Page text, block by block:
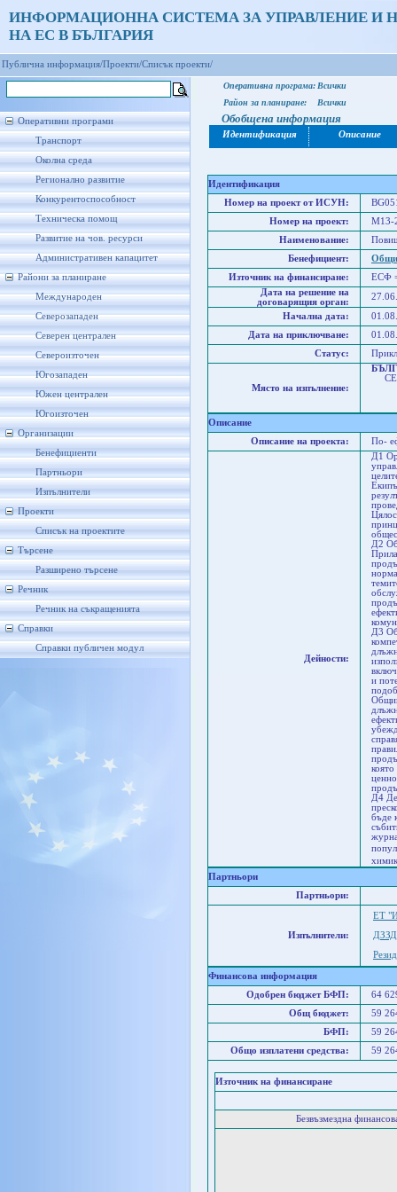
ИНФОРМАЦИОННА СИСТЕМА ЗА УПРАВЛЕНИЕ И
НА ЕС В БЪЛГАРИЯ
Публична информация/Проекти/Списък проекти/
Оперативни програми
Транспорт
Околна среда
Регионално развитие
Конкурентоспособност
Техническа помощ
Развитие на чов. ресурси
Административен капацитет
Райони за планиране
Международен
Северозападен
Северен централен
Североизточен
Югозападен
Южен централен
Югоизточен
Организации
Бенефициенти
Партньори
Изпълнители
Проекти
Списък на проектите
Търсене
Разширено търсене
Речник
Речник на съкращенията
Справки
Справки публичен модул
Оперативна програма: Всички
Район за планиране:
Всички
Обобщена информация
Идентификация Описание
Идентификация
Номер на проект от ИСУН:
Номер на проект:
M13-
Наименование:
Бенефициент:
Източник на финансиране:
ЕСФ
Дата на решение на
договарящия орган:
Начална дата:
Дата на приключване:
Статус:
Място на изпълнение:
Описание
Описание на проекта:
По-
Дейности:
Д1
Д2
Д3
и
Д4
бъде
Партньори
Партньори:
Изпълнители:
ЕТ
Финансова информация
Одобрен бюджет БФП:
64
Общ бюджет:
59
БФП:
59
Общо изплатени средства:
59
Източник на финансиране
Безвъзмездна